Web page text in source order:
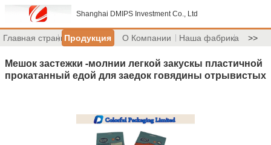
Shanghai DMIPS Investment Co., Ltd
Главная страницаПродукция О Компании Наша фабрика >>
Мешок застежки -молнии легкой закускы пластичной
прокатанный едой для заедок говядины отрывистых